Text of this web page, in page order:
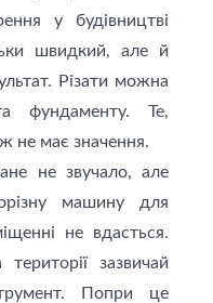
у будівництві
швидкий, але й
Різати можна
фундаменту. Те,
не має значення.
не звучало, але
машину для
не вдасться.
зазвичай
Попри це